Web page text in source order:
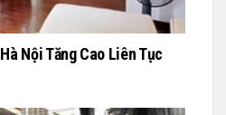
Nội Tăng Cao Liên Tục